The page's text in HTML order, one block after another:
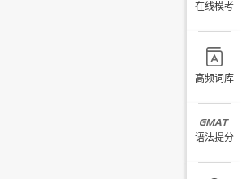
在线模考
高频词库
语法提分